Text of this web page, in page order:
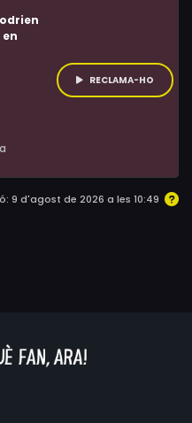
dia a dia
RECLAMA-HO
9 d'agost de 2026 a les 10:49